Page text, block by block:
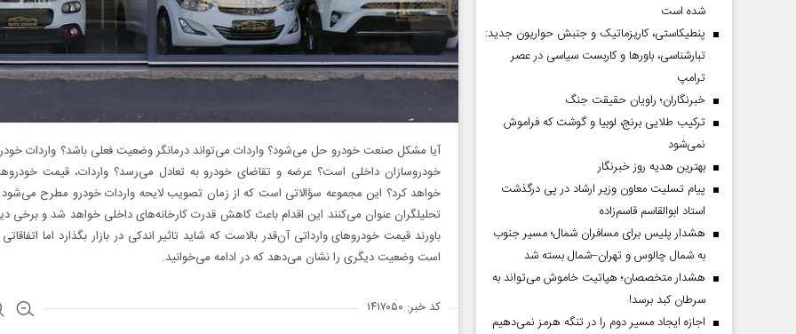
آیا مشکل صنعت خودرو حل می‌شود؟ واردات می‌تواند درمانگر وضعیت فعلی باشد؟ واردات
خودروسازان داخلی است؟ عرضه و تقاضای خودرو به تعادل می‌رسد؟ واردات، قیمت خودروها
خواهد کرد؟ این مجموعه سؤالاتی است که از زمان تصویب لایحه واردات خودرو مطرح می‌شود
تحلیلگران عنوان می‌کنند این اقدام باعث کاهش قدرت کارخانه‌های داخلی خواهد شد و برخی
باورند قیمت خودروهای وارداتی آن‌قدر بالاست که شاید تاثیر اندکی در بازار بگذارد اما
است وضعیت دیگری را نشان می‌دهد که در ادامه می‌خوانید.
کد خبر: ۱۴۱۷۰۵۰
شده است
پنطیکاستی، کاریزماتیک و جنبش حواریون جدید:
تبارشناسی، باور‌ها و کاربست سیاسی در عصر
ترامپ
خبرنگاران؛ راویان حقیقت جنگ
ترکیب طلایی برنج، لوبیا و گوشت که فراموش
نمی‌شود
بهترین هدیه روز خبرنگار
پیام تسلیت معاون وزیر ارشاد در پی درگذشت
استاد ابوالقاسم قاسم‌زاده
هشدار پلیس برای مسافران شمال؛ مسیر جنوب
به شمال چالوس و تهران–شمال بسته شد
هشدار متخصصان؛ هپاتیت خاموش می‌تواند به
سرطان کبد برسد!
اجازه ایجاد مسیر دوم را در تنگه هرمز نمی‌دهیم